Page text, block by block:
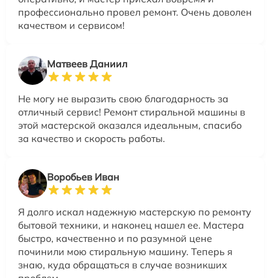
профессионально провел ремонт. Очень доволен
качеством и сервисом!
Матвеев Даниил
Не могу не выразить свою благодарность за
отличный сервис! Ремонт стиральной машины в
этой мастерской оказался идеальным, спасибо
за качество и скорость работы.
Воробьев Иван
Я долго искал надежную мастерскую по ремонту
бытовой техники, и наконец нашел ее. Мастера
быстро, качественно и по разумной цене
починили мою стиральную машину. Теперь я
знаю, куда обращаться в случае возникших